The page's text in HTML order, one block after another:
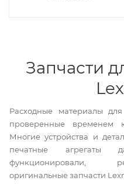
Запчасти
Расходные материалы
проверенные временем
Многие устройства и
печатные агрегаты
функционировали,
оригинальные запчасти